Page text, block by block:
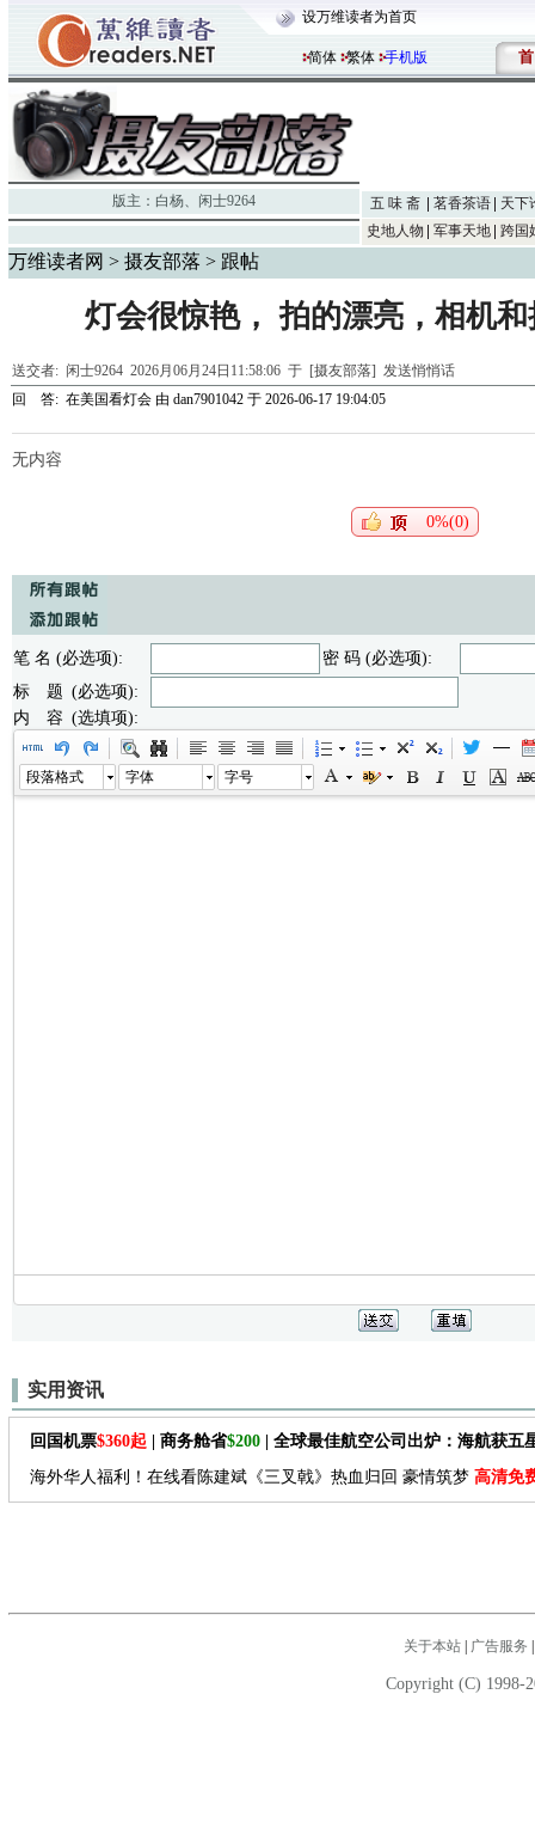
设万维读者为首页
简体 繁体 手机版 首
版主： 白杨、 闲士9264 五 味 斋 茗香茶语
天下
史地人物
军事天地 跨国
万维读者网 > 摄友部落 > 跟帖
灯会很惊艳， 拍的漂亮，相机
送交者: 闲士9264 2026月06月24日11:58:06 于 [摄友部落] 发送悄悄话
回 答: 在美国看灯会 由 dan7901042 于 2026-06-17 19:04:05
无内容
0%(0)
笔 名 (必选项):
密 码 (必选项):
标 题 (必选项):
内 容 (选填项):
段落格式 字体 字号
实用资讯
回国机票$360起 | 商务舱省$200 | 全球最佳航空公司出炉：海航获五
海外华人福利！在线看陈建斌《三叉戟》热血归回 豪情筑梦 高清免
关于本站| 广告服务
Copyright (C) 1998-